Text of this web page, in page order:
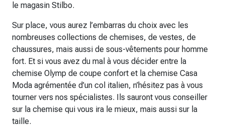
le magasin Stilbo.
Sur place, vous aurez l’embarras du choix avec les
nombreuses collections de chemises, de vestes, de
chaussures, mais aussi de sous-vêtements pour homme
fort. Et si vous avez du mal à vous décider entre la
chemise Olymp de coupe confort et la chemise Casa
Moda agrémentée d’un col italien, n’hésitez pas à vous
tourner vers nos spécialistes. Ils sauront vous conseiller
sur la chemise qui vous ira le mieux, mais aussi sur la
taille.